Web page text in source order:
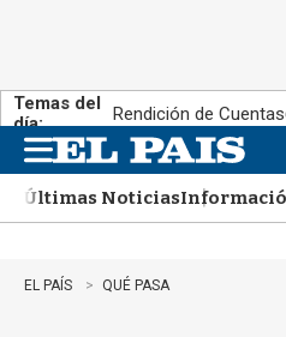
Temas del
día:
Rendición de Cuentas
n
uÚltimas Noticias
EL PAÍS QUÉ PASA